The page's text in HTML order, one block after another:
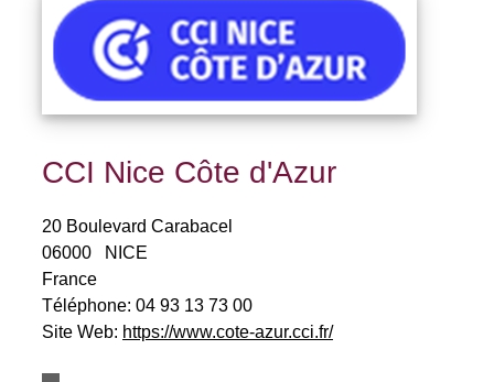
CCI Nice Côte d'Azur
20 Boulevard Carabacel
06000
NICE
France
Téléphone: 04 93 13 73 00
Site Web: https://www.cote-azur.cci.fr/